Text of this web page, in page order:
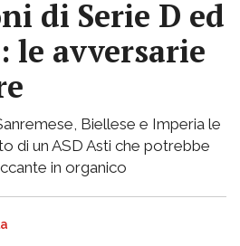
di Serie D ed
le avversarie
Biellese e Imperia le
di un ASD Asti che potrebbe
in organico